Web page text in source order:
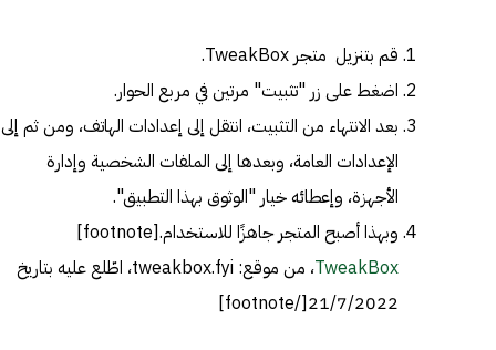
قم بتنزيل متجر TweakBox.
اضغط على زر "تثبيت" مرتين في مربع الحوار.
بعد الانتهاء من التثبيت، انتقل إلى إعدادات الهاتف، ومن ثم إلى
الإعدادات العامة، وبعدها إلى الملفات الشخصية وإدارة
الأجهزة، وإعطائه خيار "الوثوق بهذا التطبيق".
وبهذا أصبح المتجر جاهزًا للاستخدام.[footnote]
TweakBox
، من موقع: tweakbox.fyi، اطّلع عليه بتاريخ
21/7/2022[/footnote]